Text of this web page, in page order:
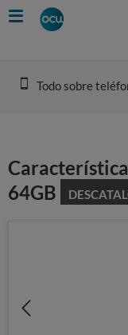
Skip
to
Todo sobre
64GB